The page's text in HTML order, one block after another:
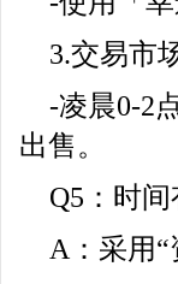
3.交易市
-凌晨0-2
出售。
Q5：时
A：采用“